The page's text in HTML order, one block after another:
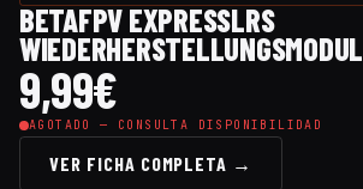
BETAFPV EXPRESSLRS
WIEDERHERSTELLUNGSMODUL
9,99€
AGOTADO — CONSULTA DISPONIBILIDAD
VER FICHA COMPLETA →